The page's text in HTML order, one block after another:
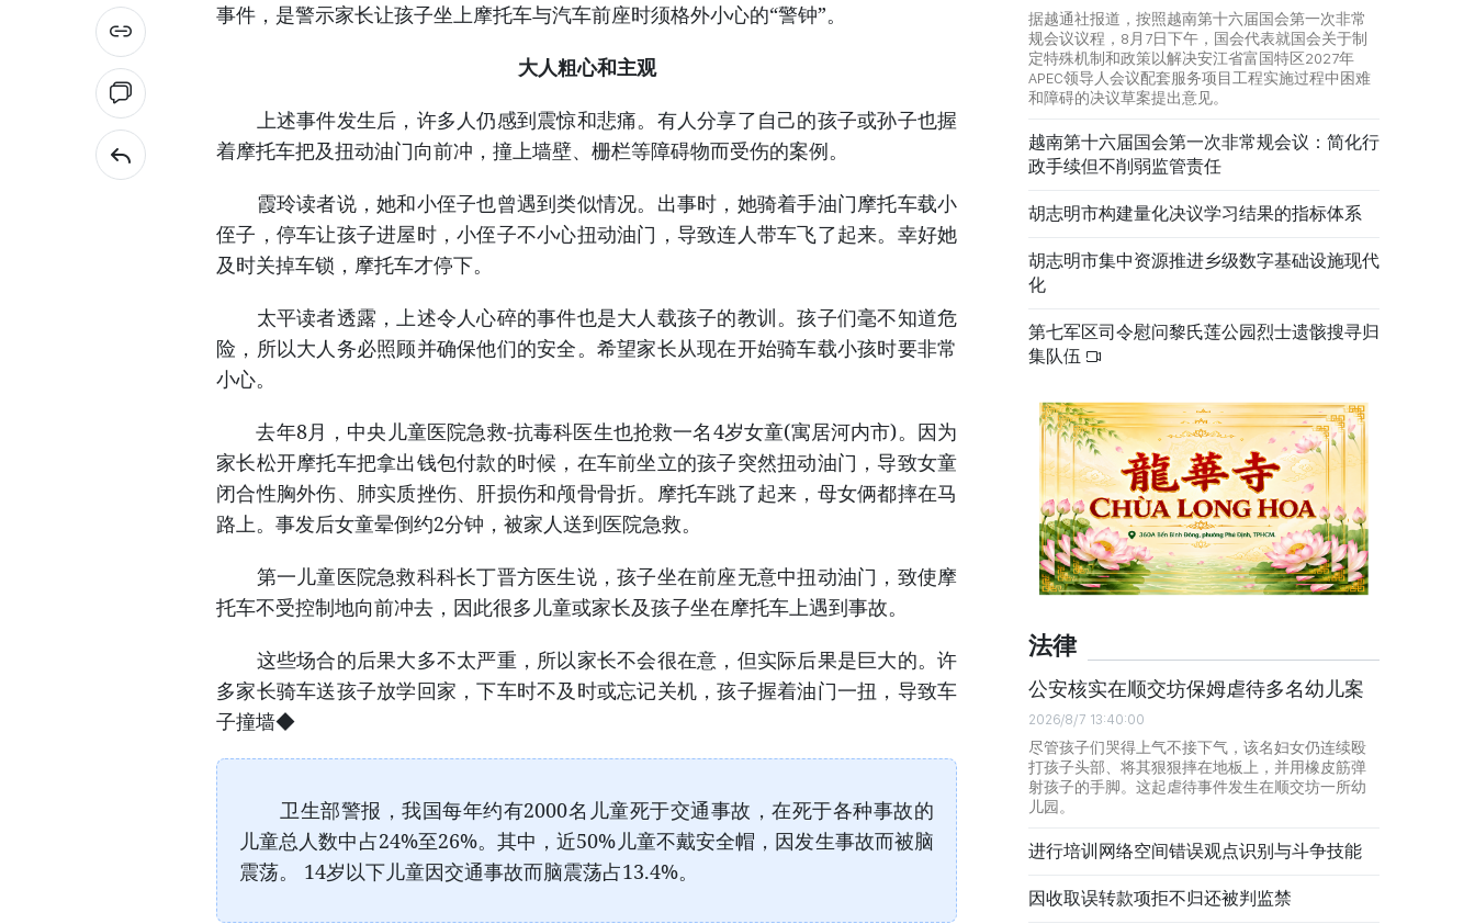
事件，是警示家长让孩子坐上摩托车与汽车前座时须格外小心的“警钟”。
大人粗心和主观
上述事件发生后，许多人仍感到震惊和悲痛。有人分享了自己的孩子或孙子也握
着摩托车把及扭动油门向前冲，撞上墙壁、栅栏等障碍物而受伤的案例。
霞玲读者说，她和小侄子也曾遇到类似情况。出事时，她骑着手油门摩托车载小
侄子，停车让孩子进屋时，小侄子不小心扭动油门，导致连人带车飞了起来。幸好她
及时关掉车锁，摩托车才停下。
太平读者透露，上述令人心碎的事件也是大人载孩子的教训。孩子们毫不知道危
险，所以大人务必照顾并确保他们的安全。希望家长从现在开始骑车载小孩时要非常
小心。
去年8月，中央儿童医院急救-抗毒科医生也抢救一名4岁女童(寓居河内市)。因为
家长松开摩托车把拿出钱包付款的时候，在车前坐立的孩子突然扭动油门，导致女童
闭合性胸外伤、肺实质挫伤、肝损伤和颅骨骨折。摩托车跳了起来，母女俩都摔在马
路上。事发后女童晕倒约2分钟，被家人送到医院急救。
第一儿童医院急救科科长丁晋方医生说，孩子坐在前座无意中扭动油门，致使摩
托车不受控制地向前冲去，因此很多儿童或家长及孩子坐在摩托车上遇到事故。
这些场合的后果大多不太严重，所以家长不会很在意，但实际后果是巨大的。许
多家长骑车送孩子放学回家，下车时不及时或忘记关机，孩子握着油门一扭，导致车
子撞墙◆
卫生部警报，我国每年约有2000名儿童死于交通事故，在死于各种事故的
儿童总人数中占24%至26%。其中，近50%儿童不戴安全帽，因发生事故而被脑
震荡。 14岁以下儿童因交通事故而脑震荡占13.4%。
据越通社报道，按照越南第十六届国会第一次非常
规会议议程，8月7日下午，国会代表就国会关于制
定特殊机制和政策以解决安江省富国特区2027年
APEC领导人会议配套服务项目工程实施过程中困难
和障碍的决议草案提出意见。
越南第十六届国会第一次非常规会议：简化行
政手续但不削弱监管责任
胡志明市构建量化决议学习结果的指标体系
胡志明市集中资源推进乡级数字基础设施现代
化
第七军区司令慰问黎氏莲公园烈士遗骸搜寻归
集队伍
法律
公安核实在顺交坊保姆虐待多名幼儿案
2026/8/7 13:40:00
尽管孩子们哭得上气不接下气，该名妇女仍连续殴
打孩子头部、将其狠狠摔在地板上，并用橡皮筋弹
射孩子的手脚。这起虐待事件发生在顺交坊一所幼
儿园。
进行培训网络空间错误观点识别与斗争技能
因收取误转款项拒不归还被判监禁